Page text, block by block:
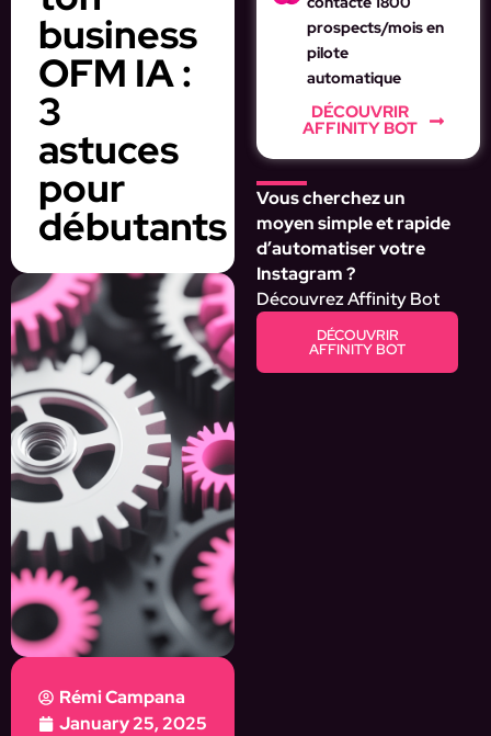
business
OFM IA :
3
astuces
pour
débutants
Rémi Campana
January 25, 2025
prospects/mois en
pilote
automatique
DÉCOUVRIR
AFFINITY BOT
Vous cherchez un
moyen simple et rapide
d’automatiser votre
Instagram ?
Découvrez Affinity Bot
DÉCOUVRIR
AFFINITY BOT